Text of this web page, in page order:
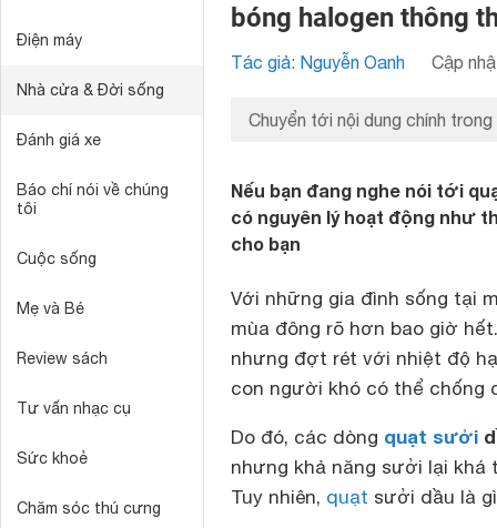
Điện máy
Nhà cửa & Đời sống
Đánh giá xe
Báo chí nói về chúng
tôi
Cuộc sống
Mẹ và Bé
Review sách
Tư vấn nhạc cụ
Sức khoẻ
Chăm sóc thú cưng
bóng halogen thông
Tác giả: Nguyễn Oanh Cập
Chuyển tới nội dung chính trong
Nếu bạn đang nghe nói tới
có nguyên lý hoạt động như
cho bạn
Với những gia đình sống tại
mùa đông rõ hơn bao giờ
nhưng đợt rét với nhiệt độ
con người khó có thể chống
Do đó, các dòng quạt sưởi
nhưng khả năng sưởi lại
Tuy nhiên, quạt sưởi dầu là